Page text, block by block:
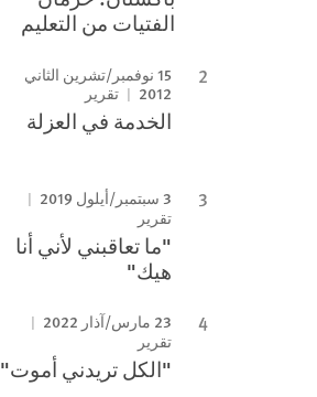
الفتيات من التعليم
15 نوفمبر/تشرين الثاني
2012
تقرير
الخدمة في العزلة
3 سبتمبر/أيلول 2019
تقرير
"ما تعاقبني لأني أنا
هيك"
23 مارس/آذار 2022
تقرير
"الكل تريدني أموت"